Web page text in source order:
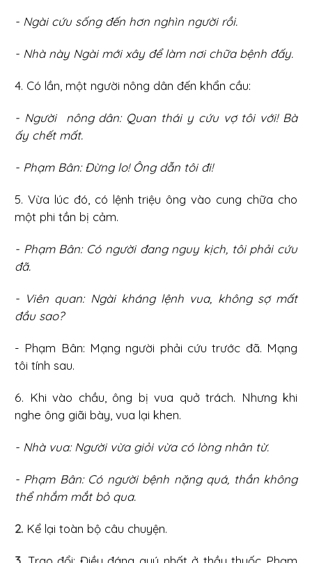
- Ngài cứu sống đến hơn nghìn người rồi.
- Nhà này Ngài mới xây để làm nơi chữa bệnh đấy.
4. Có lần, một người nông dân đến khẩn cầu:
- Người nông dân: Quan thái y cứu vợ tôi với! Bà
ấy chết mất.
- Phạm Bân: Đừng lo! Ông dẫn tôi đi!
5. Vừa lúc đó, có lệnh triệu ông vào cung chữa cho
một phi tần bị cảm.
- Phạm Bân: Có người đang nguy kịch, tôi phải cứu
đã.
- Viên quan: Ngài kháng lệnh vua, không sợ mất
đầu sao?
- Phạm Bân: Mạng người phải cứu trước đã. Mạng
tôi tính sau.
6. Khi vào chầu, ông bị vua quở trách. Nhưng khi
nghe ông giãi bày, vua lại khen.
- Nhà vua: Người vừa giỏi vừa có lòng nhân từ.
- Phạm Bân: Có người bệnh nặng quá, thần không
thể nhắm mắt bỏ qua.
2. Kể lại toàn bộ câu chuyện.